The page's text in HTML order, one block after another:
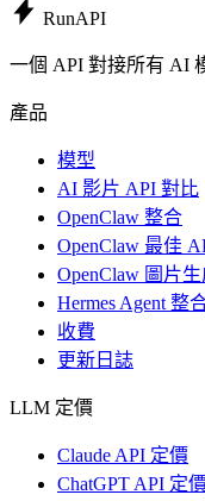
RunAPI
一個 API 對接所有 AI
產品
模型
AI 影片 API 對比
OpenClaw 整合
OpenClaw 最佳
OpenClaw 圖片
Hermes Agent 整
收費
更新日誌
LLM 定價
Claude API 定價
ChatGPT API 定價